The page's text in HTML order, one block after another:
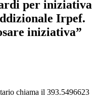
per iniziativa
Irpef.
iniziativa”
chiama il 393.5496623